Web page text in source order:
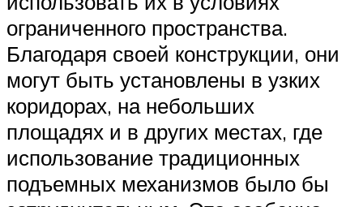
ограниченного пространства.
Благодаря своей конструкции, они
могут быть установлены в узких
коридорах, на небольших
площадях и в других местах, где
использование традиционных
подъемных механизмов было бы